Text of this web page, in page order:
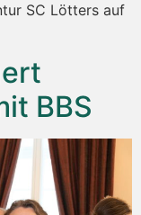
SC Lötters auf
BBS